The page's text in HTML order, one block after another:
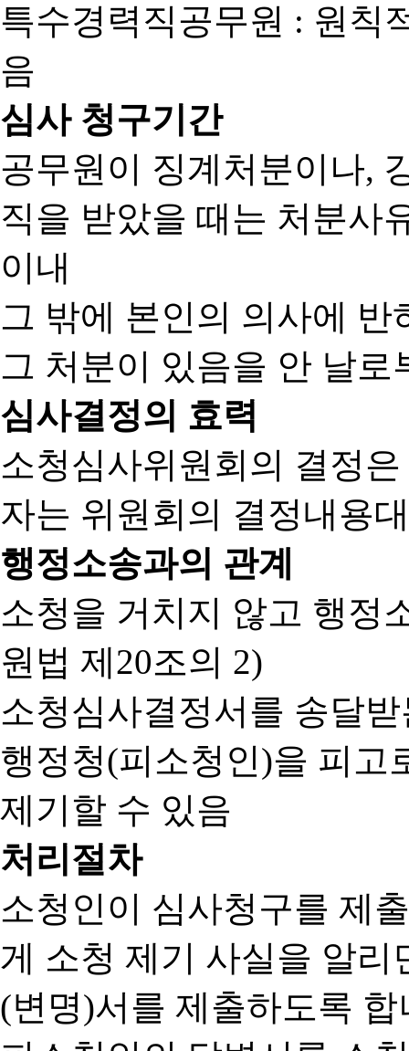
특수경력직공무원 : 원칙
음
심사 청구기간
공무원이 징계처분이나,
직을 받았을 때는 처분사
이내
그 밖에 본인의 의사에
그 처분이 있음을 안 날로
심사결정의 효력
소청심사위원회의 결정
자는 위원회의 결정내용
행정소송과의 관계
소청을 거치지 않고 행정
원법 제20조의 2)
소청심사결정서를 송달
행정청(피소청인)을 피고
제기할 수 있음
처리절차
소청인이 심사청구를 제
게 소청 제기 사실을 알
(변명)서를 제출하도록 합